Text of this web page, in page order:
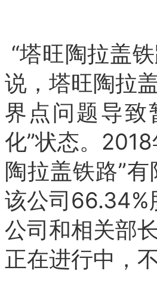
“塔旺陶拉盖
说，塔旺陶拉
界点问题导致
化”状态。
陶拉盖铁路”
该公司66.34%
公司和相关部
正在进行中，